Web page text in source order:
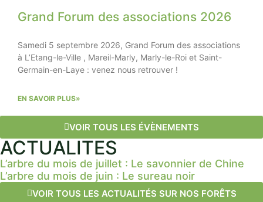
avec la Défense des Forêts Contre
Objectif principal de notre sortie du 11 juin 2026 : sensibiliser
aux feux de forêt qui concernent nos forêts en raison du
CLIQUER ICI
Grand Forum des associations 2026
Samedi 5 septembre 2026, Grand Forum des associations
à L’Etang-le-Ville , Mareil-Marly, Marly-le-Roi et Saint-
Germain-en-Laye : venez nous retrouver !
EN SAVOIR PLUS»
VOIR TOUS LES ÉVÈNEMENTS
ACTUALITES
L’arbre du mois de juillet : Le savonnier de Chine
L’arbre du mois de juin : Le sureau noir
VOIR TOUS LES ACTUALITÉS SUR NOS FORÊTS